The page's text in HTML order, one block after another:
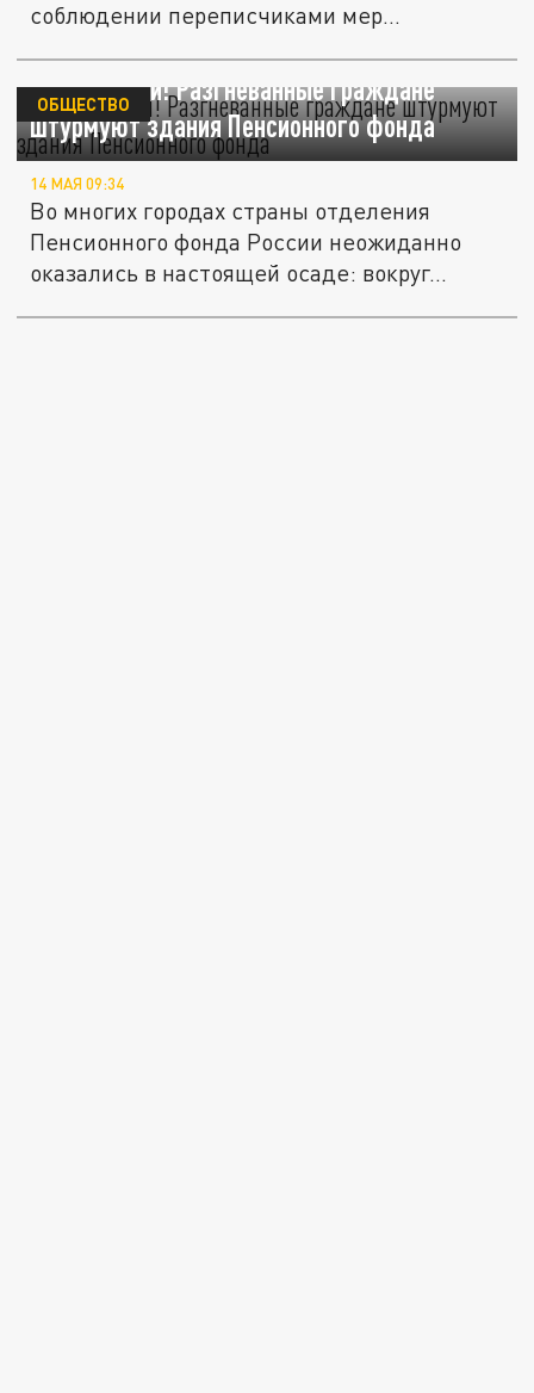
соблюдении переписчиками мер
За деньгами! Разгневанные граждане
штурмуют здания Пенсионного фонда
ОБЩЕСТВО
14 МАЯ 09:34
Во многих городах страны отделения
Пенсионного фонда России неожиданно
оказались в настоящей осаде: вокруг...